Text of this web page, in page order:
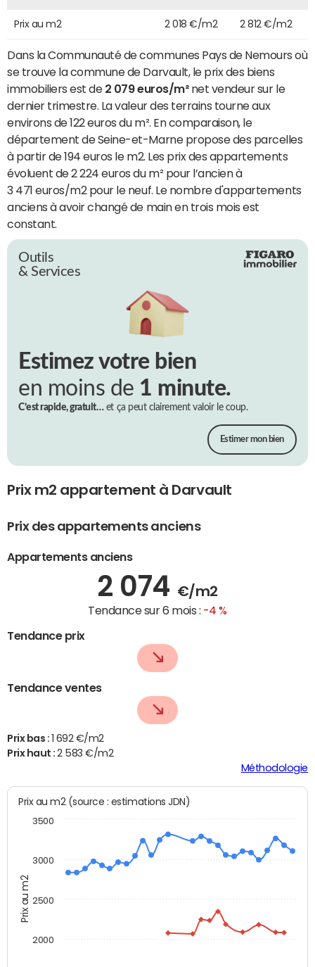
Prix au m2 2 018 €/m2 2 812 €/m2
Dans la Communauté de communes Pays de Nemours où
se trouve la commune de Darvault, le prix des biens
immobiliers est de 2 079 euros/m²net vendeur sur le
dernier trimestre. La valeur des terrains tourne aux
environs de 122 euros du m². En comparaison, le
département de Seine-et-Marne propose des parcelles
à partir de 194 euros le m2. Les prix des appartements
évoluent de 2 224 euros du m² pour l’ancien à
3 471 euros/m2 pour le neuf. Le nombre d'appartements
anciens à avoir changé de main en trois mois est
constant.
Outils
& Services
Estimez votre bien
en moins de 1 minute.
C’est rapide, gratuit…et ça peut clairement valoir le coup.
Estimer mon bien
Prix m2 appartement à Darvault
Prix des appartements anciens
Appartements anciens
2 074 €/m2
Tendance sur 6 mois : -4 %
Tendance prix
Tendance ventes
Prix bas : 1 692 €/m2
Prix haut :2 583 €/m2
Méthodologie
Prix au m2
Prix au m2 (source : estimations JDN)
2000
2500
3000
3500